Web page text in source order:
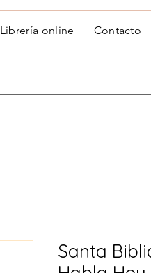
Librería online Contacto
Santa